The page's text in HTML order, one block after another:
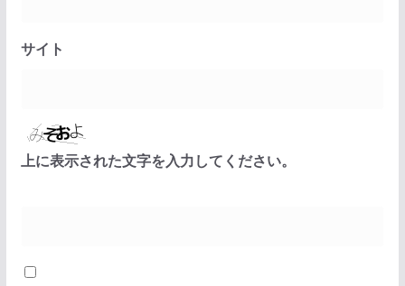
サイト
上に表示された文字を入力してください。